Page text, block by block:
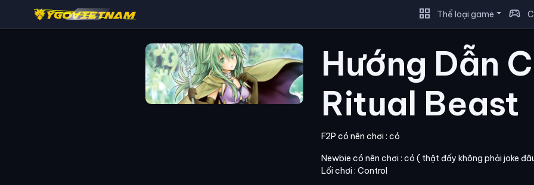
grid_view Thể loại game sports_esports
Hướng Dẫn
Ritual Beast
F2P có nên chơi : có
Newbie có nên chơi : có ( thật đấy không phải joke
Lối chơi : Control